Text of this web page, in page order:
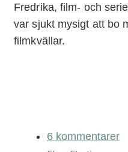
Fredrika, film- och
var sjukt mysigt att bo
filmkvällar.
6 kommentarer